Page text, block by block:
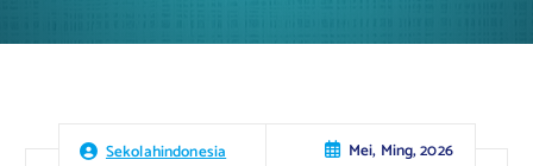
Sekolahindonesia Mei, Ming, 2026